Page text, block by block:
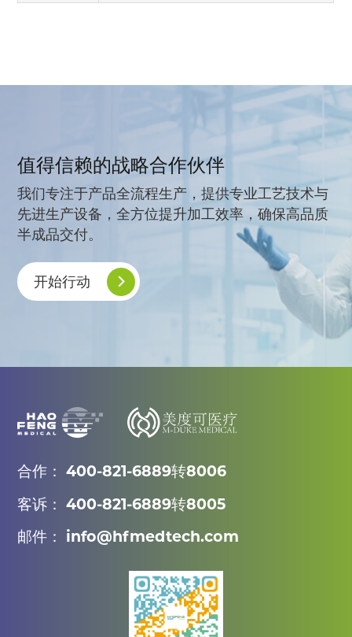
值得信赖的战略合作伙伴
我们专注于产品全流程生产，提供专业工艺技术与
先进生产设备，全方位提升加工效率，确保高品质
半成品交付。
开始行动
合作： 400-821-6889转8006
客诉： 400-821-6889转8005
邮件： info@hfmedtech.com